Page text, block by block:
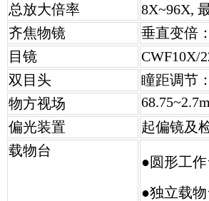
总放大倍率
8X~96X,
齐焦物镜
垂直变倍
目镜
CWF10X/
双目头
瞳距调节
物方视场
偏光装置
起偏镜及
载物台
●圆形工
●独立载